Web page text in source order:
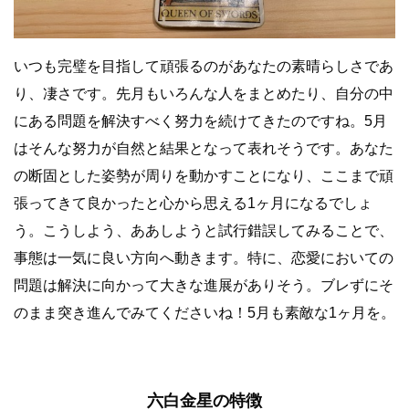
いつも完璧を目指して頑張るのがあなたの素晴らしさであ
り、凄さです。先月もいろんな人をまとめたり、自分の中
にある問題を解決すべく努力を続けてきたのですね。5月
はそんな努力が自然と結果となって表れそうです。あなた
の断固とした姿勢が周りを動かすことになり、ここまで頑
張ってきて良かったと心から思える1ヶ月になるでしょ
う。こうしよう、ああしようと試行錯誤してみることで、
事態は一気に良い方向へ動きます。特に、恋愛においての
問題は解決に向かって大きな進展がありそう。ブレずにそ
のまま突き進んでみてくださいね！5月も素敵な1ヶ月を。
六白金星の特徴